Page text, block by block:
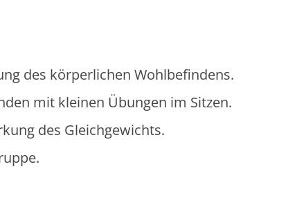
des körperlichen Wohlbefindens.
mit kleinen Übungen im Sitzen.
des Gleichgewichts.